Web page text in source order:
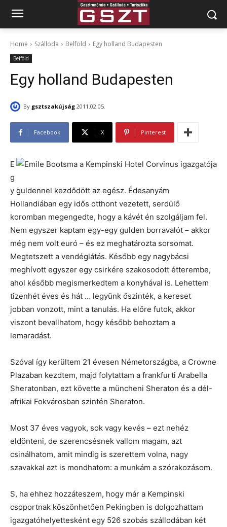
Home Szálloda Belföld Egy holland Budapesten
Belföld
Egy holland Budapesten
By gsztszakújság 2011.02.05.
Facebook X Pinterest
E
g
y guldennel kezdődött az egész. Édesanyám
Hollandiában egy idős otthont vezetett, serdülő
koromban megengedte, hogy a kávét én szolgáljam fel.
Nem egyszer kaptam egy-egy gulden borravalót – akkor
még nem volt euró – és ez meghatározta sorsomat.
Megtetszett a vendéglátás. Később egy nagybácsi
meghívott egyszer egy csirkére szakosodott étterembe,
ahol később megismerkedtem a konyhával is. Lehettem
tizenhét éves és hát … legyünk őszinték, a kereset
jobban vonzott, mint a tanulás. Ha előre futok, akkor
viszont bevallhatom, hogy később behoztam a
lemaradást.
Szóval így kerültem 21 évesen Németországba, a Crowne
Plazaban kezdtem, majd folytattam a frankfurti Arabella
Sheratonban, ezt követte a müncheni Sheraton és a dél-
afrikai Fokvárosban szintén Sheraton.
Most 37 éves vagyok, sok vagy kevés – ezt nehéz
eldönteni, de szerencsésnek vallom magam, azt
csinálhatom, amit mindig is szerettem volna, nagy
szavakkal azt is mondhatom: a munkám a szórakozásom.
S, ha ehhez hozzáteszem, hogy már a Kempinski
csoportnak köszönhetően Pekingben is dolgozhattam
igazgatóhelyettesként egy 526 szobás szállodában két